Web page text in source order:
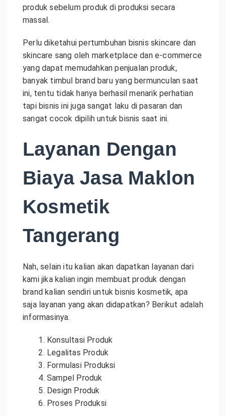
produk sebelum produk di produksi secara
massal.
Perlu diketahui pertumbuhan bisnis skincare dan
skincare sang oleh marketplace dan e-commerce
yang dapat memudahkan penjualan produk,
banyak timbul brand baru yang bermunculan saat
ini, tentu tidak hanya berhasil menarik perhatian
tapi bisnis ini juga sangat laku di pasaran dan
sangat cocok dipilih untuk bisnis saat ini.
Layanan Dengan
Biaya Jasa Maklon
Kosmetik
Tangerang
Nah, selain itu kalian akan dapatkan layanan dari
kami jika kalian ingin membuat produk dengan
brand kalian sendiri untuk bisnis kosmetik, apa
saja layanan yang akan didapatkan? Berikut adalah
informasinya.
Konsultasi Produk
Legalitas Produk
Formulasi Produksi
Sampel Produk
Design Produk
Proses Produksi